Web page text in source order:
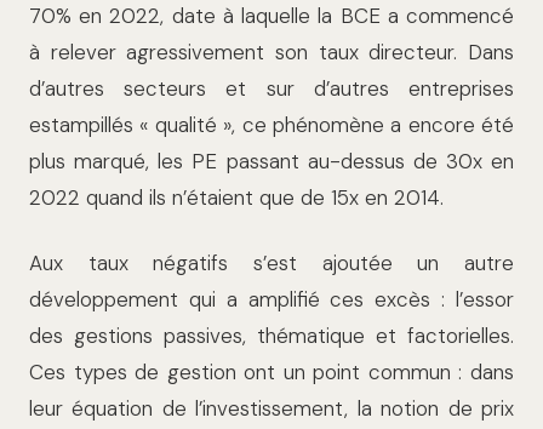
70% en 2022, date à laquelle la BCE a commencé
à relever agressivement son taux directeur. Dans
d’autres secteurs et sur d’autres entreprises
estampillés « qualité », ce phénomène a encore été
plus marqué, les PE passant au-dessus de 30x en
2022 quand ils n’étaient que de 15x en 2014.
Aux taux négatifs s’est ajoutée un autre
développement qui a amplifié ces excès : l’essor
des gestions passives, thématique et factorielles.
Ces types de gestion ont un point commun : dans
leur équation de l’investissement, la notion de prix